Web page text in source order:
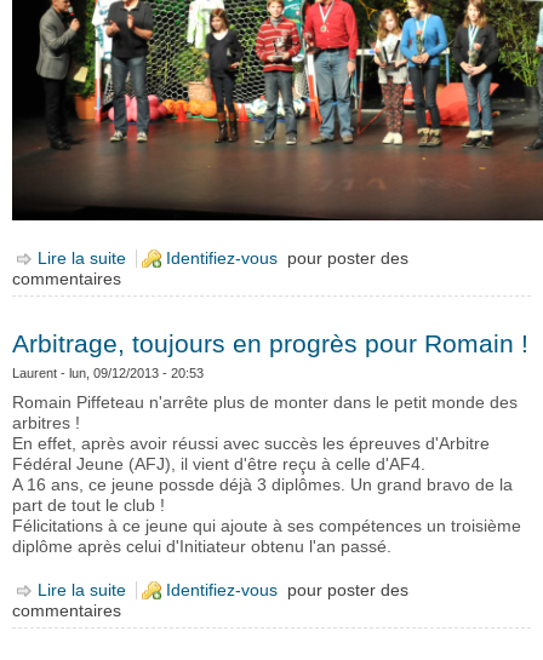
Lire la suite de Trophées sportifs de Carquefou
Identifiez-vous pour poster des
commentaires
Arbitrage, toujours en progrès pour Romain !
Laurent - lun, 09/12/2013 - 20:53
Romain Piffeteau n'arrête plus de monter dans le petit monde des
arbitres !
En effet, après avoir réussi avec succès les épreuves d'Arbitre
Fédéral Jeune (AFJ), il vient d'être reçu à celle d'AF4.
A 16 ans, ce jeune possde déjà 3 diplômes. Un grand bravo de la
part de tout le club !
Félicitations à ce jeune qui ajoute à ses compétences un troisième
diplôme après celui d'Initiateur obtenu l'an passé.
Lire la suite de Arbitrage, toujours en progrès pour Romain !
Identifiez-vous pour poster des
commentaires